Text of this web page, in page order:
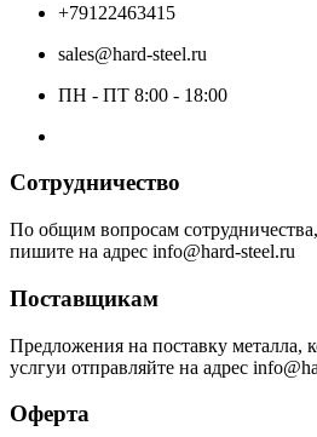
+79122463415
sales@hard-steel.ru
ПН - ПТ 8:00 - 18:00
Сотрудничество
По общим вопросам
пишите на адрес info@hard-steel.ru
Поставщикам
Предложения на поставку
услгуи отправляйте на адрес
Оферта